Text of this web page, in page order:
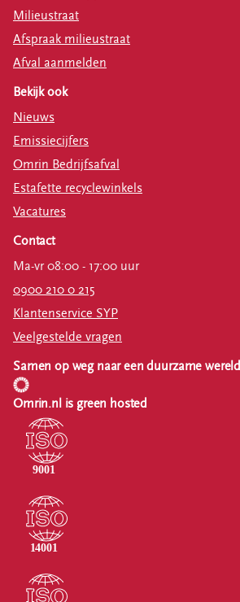
Milieustraat
Afspraak milieustraat
Afval aanmelden
Bekijk ook
Nieuws
Emissiecijfers
Omrin Bedrijfsafval
Estafette recyclewinkels
Vacatures
Contact
Ma-vr 08:00 - 17:00 uur
0900 210 0 215
Klantenservice SYP
Veelgestelde vragen
Samen op weg naar een duurzame wereld
Omrin.nl is green hosted